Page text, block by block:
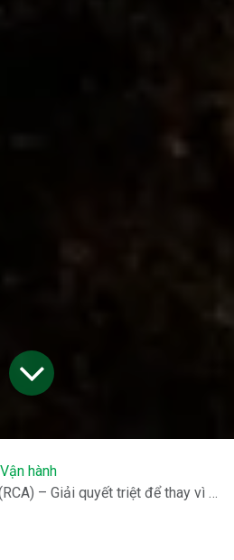
hành
– Giải quyết triệt để thay vì vá lỗi